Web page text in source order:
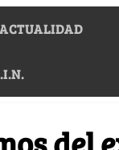
ACTUALIDAD